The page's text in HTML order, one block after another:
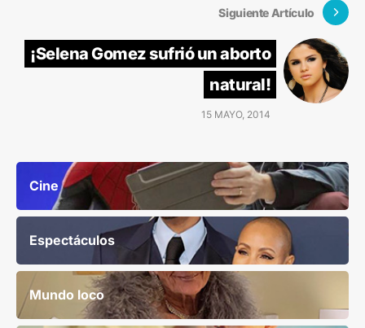
Siguiente Artículo
¡Selena Gomez sufrió un aborto
natural!
15 MAYO, 2014
Cine
Espectáculos
Mundo loco